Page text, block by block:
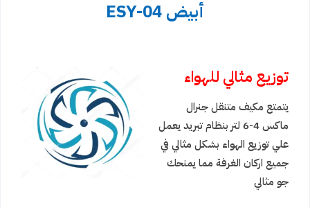
أبيض ESY-04
توزيع مثالي للهواء
يتمتع مكيف متنقل جنرال
ماكس 4-6 لتر بنظام تبريد يعمل
علي توزيع الهواء بشكل مثالي في
جميع اركان الغرفة مما يمنحك
جو مثالي